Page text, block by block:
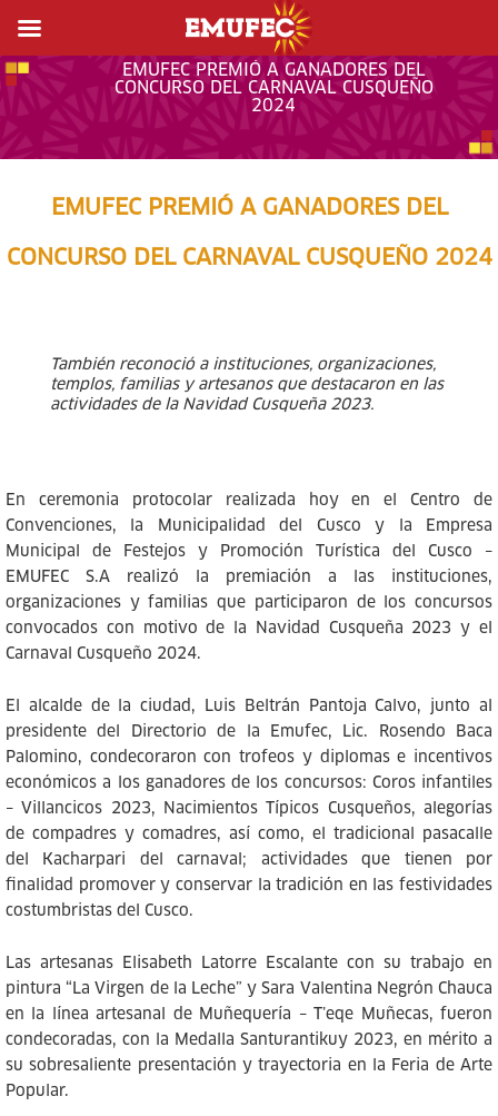
EMUFEC PREMIÓ A GANADORES DEL
CONCURSO DEL CARNAVAL CUSQUEÑO
2024
EMUFEC PREMIÓ A GANADORES DEL
CONCURSO DEL CARNAVAL CUSQUEÑO 2024
También reconoció a instituciones, organizaciones,
templos, familias y artesanos que destacaron en las
actividades de la Navidad Cusqueña 2023.
En ceremonia protocolar realizada hoy en el Centro de
Convenciones, la Municipalidad del Cusco y la Empresa
Municipal de Festejos y Promoción Turística del Cusco –
EMUFEC S.A realizó la premiación a las instituciones,
organizaciones y familias que participaron de los concursos
convocados con motivo de la Navidad Cusqueña 2023 y el
Carnaval Cusqueño 2024.
El alcalde de la ciudad, Luis Beltrán Pantoja Calvo, junto al
presidente del Directorio de la Emufec, Lic. Rosendo Baca
Palomino, condecoraron con trofeos y diplomas e incentivos
económicos a los ganadores de los concursos: Coros infantiles
– Villancicos 2023, Nacimientos Típicos Cusqueños, alegorías
de compadres y comadres, así como, el tradicional pasacalle
del Kacharpari del carnaval; actividades que tienen por
finalidad promover y conservar la tradición en las festividades
costumbristas del Cusco.
Las artesanas Elisabeth Latorre Escalante con su trabajo en
pintura “La Virgen de la Leche” y Sara Valentina Negrón Chauca
en la línea artesanal de Muñequería – T’eqe Muñecas, fueron
condecoradas, con la Medalla Santurantikuy 2023, en mérito a
su sobresaliente presentación y trayectoria en la Feria de Arte
Popular.